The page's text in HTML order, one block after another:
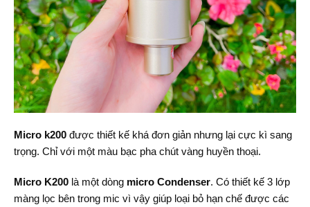
Micro k200 được thiết kế khá đơn giản nhưng lại cực kì sang
trọng. Chỉ với một màu bạc pha chút vàng huyền thoại.
Micro K200 là một dòng micro Condenser. Có thiết kế 3 lớp
màng lọc bên trong mic vì vậy giúp loại bỏ hạn chế được các